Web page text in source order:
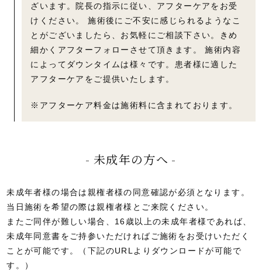
ざいます。院長の指示に従い、アフターケアをお受
けください。 施術後にご不安に感じられるようなこ
とがございましたら、お気軽にご相談下さい。きめ
細かくアフターフォローさせて頂きます。 施術内容
によってダウンタイムは様々です。患者様に適した
アフターケアをご提供いたします。
※アフターケア料金は施術料に含まれております。
未成年の方へ
未成年者様の場合は親権者様の同意確認が必須となります。
当日施術を希望の際は親権者様とご来院ください。
またご同伴が難しい場合、16歳以上の未成年者様であれば、
未成年同意書をご持参いただければご施術をお受けいただく
ことが可能です。（下記のURLよりダウンロードが可能で
す。）